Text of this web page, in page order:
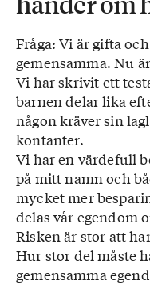
Fråga: Vi är gifta
gemensamma. Nu
Vi har skrivit ett
barnen delar lika
någon kräver sin
kontanter.
Vi har en värdefull
på mitt namn och
mycket mer
delas vår egendom
Risken är stor att
Hur stor del måste
gemensamma